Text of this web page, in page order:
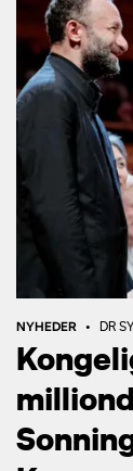
NYHEDER • DR